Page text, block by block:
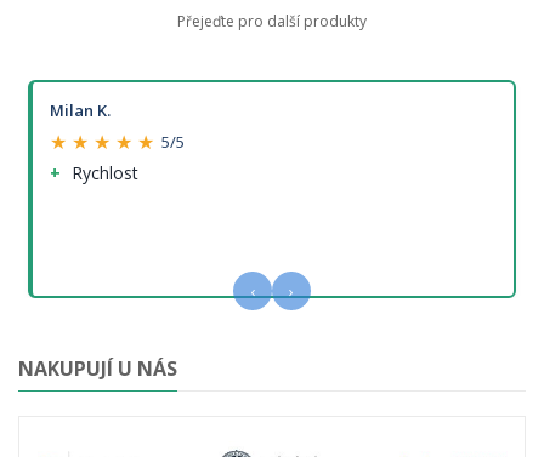
Přejeďte pro další produkty
Milan K.
★ ★ ★ ★ ★ 5/5
Rychlost
‹ ›
NAKUPUJÍ U NÁS